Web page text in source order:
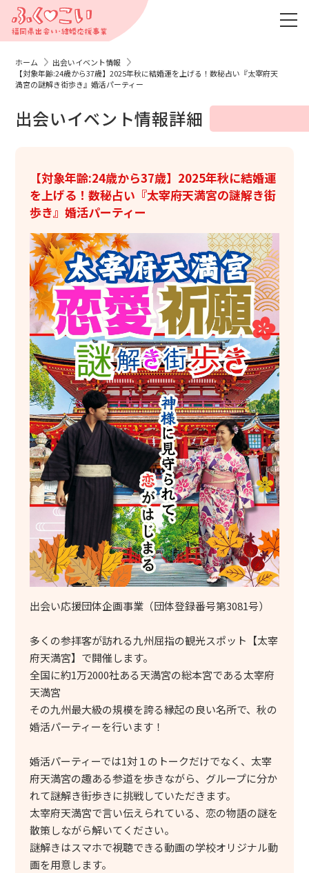
ホーム
出会いイベント情報
【対象年齢:24歳から37歳】2025年秋に結婚運を上げる！数秘占い『太宰府天
満宮の謎解き街歩き』婚活パーティー
出会いイベント情報詳細
【対象年齢:24歳から37歳】2025年秋に結婚運
を上げる！数秘占い『太宰府天満宮の謎解き街
歩き』婚活パーティー
出会い応援団体企画事業（団体登録番号第3081号）
多くの参拝客が訪れる九州屈指の観光スポット【太宰
府天満宮】で開催します。
全国に約1万2000社ある天満宮の総本宮である太宰府
天満宮
その九州最大級の規模を誇る縁起の良い名所で、秋の
婚活パーティーを行います！
婚活パーティーでは1対１のトークだけでなく、太宰
府天満宮の趣ある参道を歩きながら、グループに分か
れて謎解き街歩きに挑戦していただきます。
太宰府天満宮で言い伝えられている、恋の物語の謎を
散策しながら解いてください。
謎解きはスマホで視聴できる動画の学校オリジナル動
画を用意します。